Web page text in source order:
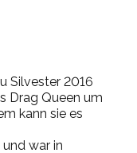
Silvester 2016
Drag Queen um
kann sie es
war in